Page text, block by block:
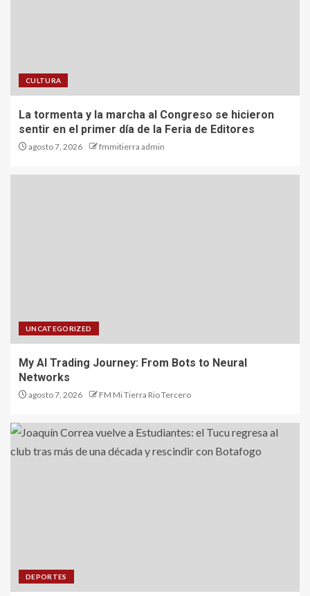
CULTURA
La tormenta y la marcha al Congreso se hicieron
sentir en el primer día de la Feria de Editores
agosto 7, 2026 fmmitierra admin
UNCATEGORIZED
My AI Trading Journey: From Bots to Neural
Networks
agosto 7, 2026 FM Mi Tierra Rio Tercero
DEPORTES